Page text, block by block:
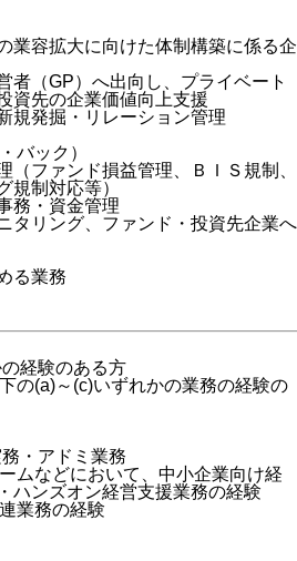
業容拡大に向けた体制構築に係る企
者（GP）へ出向し、プライベート
資先の企業価値向上支援
規発掘・リレーション管理
バック）
（ファンド損益管理、ＢＩＳ規制、
規制対応等）
務・資金管理
タリング、ファンド・投資先企業へ
る業務
経験のある方
の(a)～(c)いずれかの業務の経験の
・アドミ業務
ムなどにおいて、中小企業向け経
ハンズオン経営支援業務の経験
業務の経験